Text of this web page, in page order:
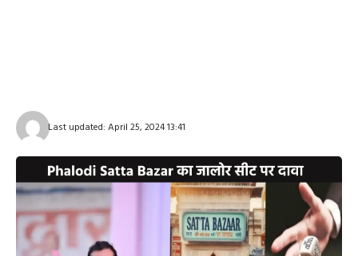
Last updated: April 25, 2024 13:41